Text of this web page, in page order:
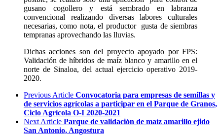
gusano cogollero y está sembrado en labranza
convencional realizando diversas labores culturales
necesarias, como nota, el productor
gusta de siembras
tempranas aprovechando las lluvias.
Dichas acciones son del proyecto apoyado por FPS:
Validación de híbridos de maíz blanco y amarillo en el
norte de Sinaloa, del actual ejercicio operativo 2019-
2020.
Previous Article Convocatoria para empresas de semillas y
de servicios agrícolas a participar en el Parque de Granos,
Ciclo Agrícola O-I 2020-2021
Next Article Parque de validación de maíz amarillo ejido
San Antonio, Angostura